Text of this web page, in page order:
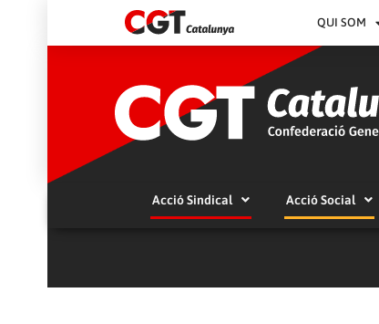
QUI SOM
Acció Sindical Acció Social